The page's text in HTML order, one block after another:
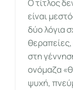
Ο τίτλος
είναι
δύο λόγια
στη
ονόμαζα
ψυχή,